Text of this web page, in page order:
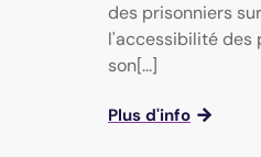
des prisonniers
l'accessibilité des
son[...]
Plus d'info